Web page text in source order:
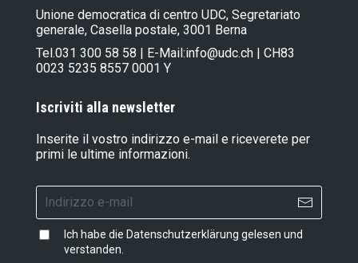
Unione democratica di centro UDC, Segretariato
generale, Casella postale, 3001 Berna
Tel.031 300 58 58 | E-Mail:info@udc.ch | CH83
0023 5235 8557 0001 Y
Iscriviti alla newsletter
Inserite il vostro indirizzo e-mail e riceverete per
primi le ultime informazioni.
Ich habe die Datenschutzerklärung gelesen und
verstanden.